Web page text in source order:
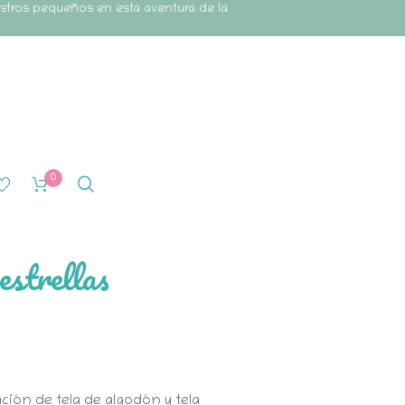
pequeños en esta aventura de la
0
de tela de algodón y tela